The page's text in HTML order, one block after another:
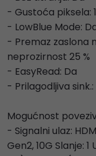
- Gustoća piksela:
- LowBlue Mode:
- Premaz zaslona
neprozirnost 25 %
- EasyRead: Da
- Prilagodljiva sink.:
Mogućnost
- Signalni ulaz:
Gen2, 10G Slanje: